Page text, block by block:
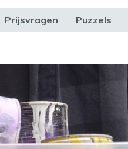
Prijsvragen Puzzels